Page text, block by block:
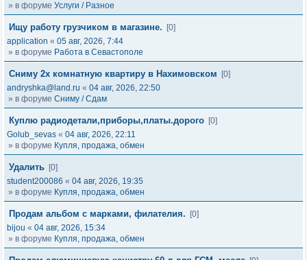
» в форуме Услуги / Разное
Ищу работу грузчиком в магазине.
[0]
application « 05 авг, 2026, 7:44
» в форуме Работа в Севастополе
Сниму 2х комнатную квартиру в Нахимовском
[0]
andryshka@land.ru « 04 авг, 2026, 22:50
» в форуме Сниму / Сдам
Куплю радиодетали,приборы,платы.дорого [0]
Golub_sevas « 04 авг, 2026, 22:11
» в форуме Купля, продажа, обмен
Удалить [0]
student200086 « 04 авг, 2026, 19:35
» в форуме Купля, продажа, обмен
Продам альбом с марками, филателия.
[0]
bijou « 04 авг, 2026, 15:34
» в форуме Купля, продажа, обмен